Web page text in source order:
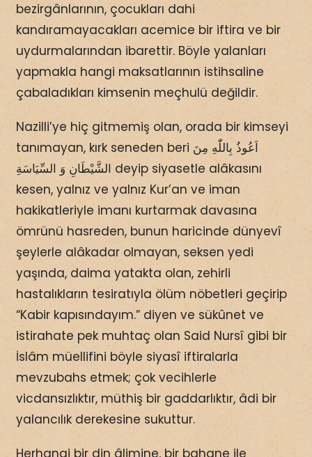
bezirgânlarının, çocukları dahi
kandıramayacakları acemice bir iftira ve bir
uydurmalarından ibarettir. Böyle yalanları
yapmakla hangi maksatlarının istihsaline
çabaladıkları kimsenin meçhulü değildir.
Nazilli’ye hiç gitmemiş olan, orada bir kimseyi
tanımayan, kırk seneden beri ‌اَعُوذُ بِاللّٰهِ مِنَ
الشَّيْطَانِ وَ السِّيَاسَةِ‌ deyip siyasetle alâkasını
kesen, yalnız ve yalnız Kur’an ve iman
hakikatleriyle imanı kurtarmak davasına
ömrünü hasreden, bunun haricinde dünyevî
şeylerle alâkadar olmayan, seksen yedi
yaşında, daima yatakta olan, zehirli
hastalıkların tesiratıyla ölüm nöbetleri geçirip
“Kabir kapısındayım.” diyen ve sükûnet ve
istirahate pek muhtaç olan Said Nursî gibi bir
İslâm müellifini böyle siyasî iftiralarla
mevzubahs etmek; çok vecihlerle
vicdansızlıktır, müthiş bir gaddarlıktır, âdi bir
yalancılık derekesine sukuttur.
Herhangi bir din âlimine, bir bahane ile